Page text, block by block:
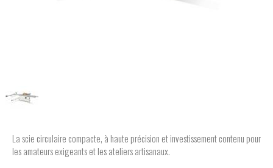
La scie circulaire compacte, à haute précision et investissement contenu pour
les amateurs exigeants et les ateliers artisanaux.